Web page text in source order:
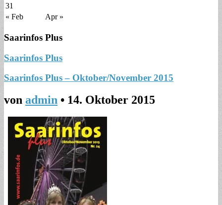
« Feb Apr »
31
Saarinfos Plus
Saarinfos Plus
Saarinfos Plus – Oktober/November 2015
von admin • 14. Oktober 2015